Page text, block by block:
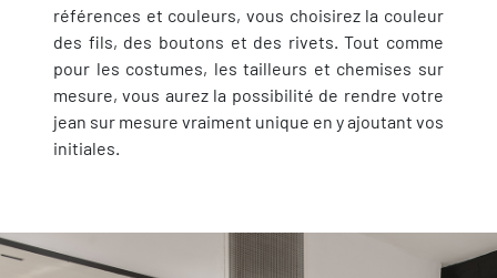
références et couleurs, vous choisirez la couleur
des fils, des boutons et des rivets. Tout comme
pour les costumes, les tailleurs et chemises sur
mesure, vous aurez la possibilité de rendre votre
jean sur mesure vraiment unique en y ajoutant vos
initiales.